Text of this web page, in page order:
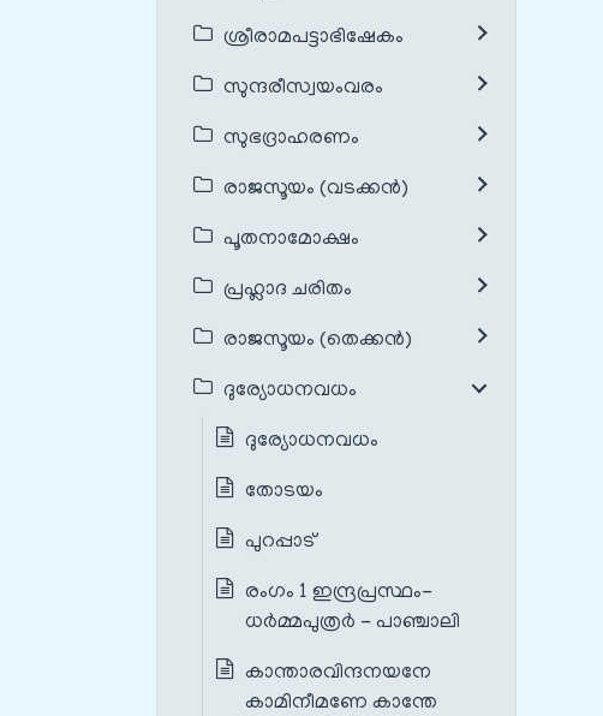
ശ്രീരാമപട്ടാഭിഷേകം
സുന്ദരീസ്വയംവരം
സുഭദ്രാഹരണം
രാജസൂയം (വടക്കൻ)
പൂതനാമോക്ഷം
പ്രഹ്ലാദ ചരിതം
രാജസൂയം (തെക്കൻ)
ദുര്യോധനവധം
ദുര്യോധനവധം
തോടയം
പുറപ്പാട്
രംഗം 1 ഇന്ദ്രപ്രസ്ഥം-
ധർമ്മപുത്രർ - പാഞ്ചാലി
കാന്താരവിന്ദനയനേ
കാമിനീമണേ കാന്തേ